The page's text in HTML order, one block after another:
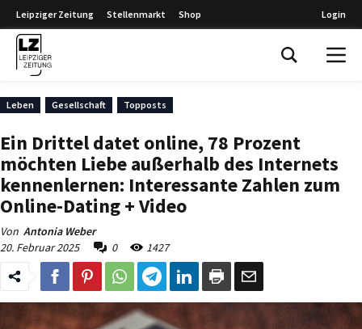
Leipziger Zeitung Stellenmarkt Shop Login
Leben Gesellschaft Topposts
Ein Drittel datet online, 78 Prozent
möchten Liebe außerhalb des Internets
kennenlernen: Interessante Zahlen zum
Online-Dating + Video
Von Antonia Weber
20. Februar 2025
0 1427